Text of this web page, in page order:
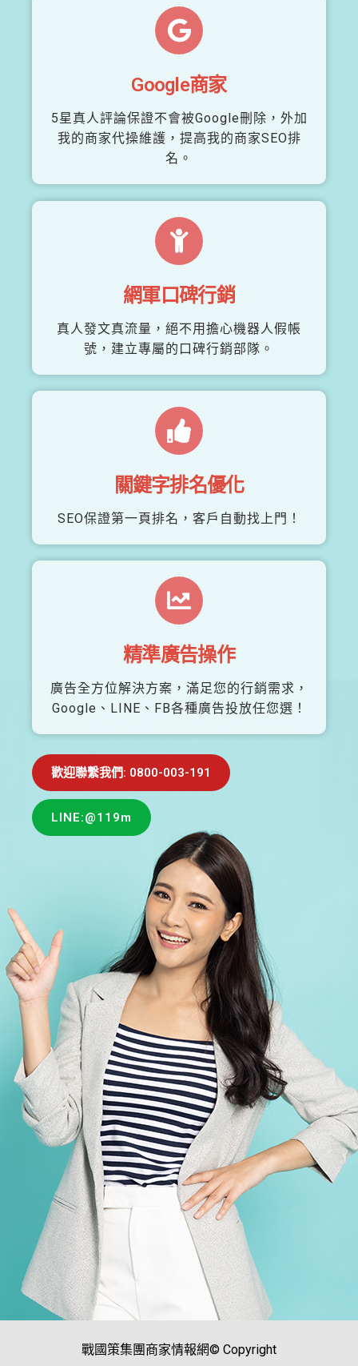
Google商家
5星真人評論保證不會被Google刪除，外加
我的商家代操維護，提高我的商家SEO排
名。
網軍口碑行銷
真人發文真流量，絕不用擔心機器人假帳
號，建立專屬的口碑行銷部隊。
關鍵字排名優化
SEO保證第一頁排名，客戶自動找上門！
精準廣告操作
廣告全方位解決方案，滿足您的行銷需求，
Google、LINE、FB各種廣告投放任您選！
歡迎聯繫我們: 0800-003-191
LINE:@119m
戰國策集團商家情報網© Copyright